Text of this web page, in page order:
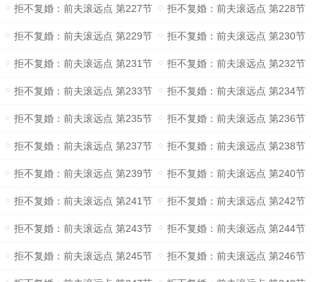
拒不复婚：前夫滚远点 第227节 拒不复婚：前夫滚远点 第228节
拒不复婚：前夫滚远点 第229节 拒不复婚：前夫滚远点 第230节
拒不复婚：前夫滚远点 第231节 拒不复婚：前夫滚远点 第232节
拒不复婚：前夫滚远点 第233节 拒不复婚：前夫滚远点 第234节
拒不复婚：前夫滚远点 第235节 拒不复婚：前夫滚远点 第236节
拒不复婚：前夫滚远点 第237节 拒不复婚：前夫滚远点 第238节
拒不复婚：前夫滚远点 第239节 拒不复婚：前夫滚远点 第240节
拒不复婚：前夫滚远点 第241节 拒不复婚：前夫滚远点 第242节
拒不复婚：前夫滚远点 第243节 拒不复婚：前夫滚远点 第244节
拒不复婚：前夫滚远点 第245节 拒不复婚：前夫滚远点 第246节